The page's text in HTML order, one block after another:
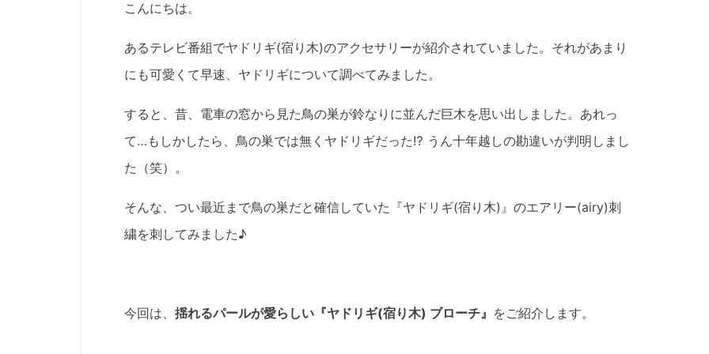
こんにちは。
あるテレビ番組でヤドリギ(宿り木)のアクセサリーが紹介されていました。それがあまり
にも可愛くて早速、ヤドリギについて調べてみました。
すると、昔、電車の窓から見た鳥の巣が鈴なりに並んだ巨木を思い出しました。あれっ
て…もしかしたら、鳥の巣では無くヤドリギだった⁉ うん十年越しの勘違いが判明しまし
た（笑）。
そんな、つい最近まで鳥の巣だと確信していた『ヤドリギ(宿り木)』のエアリー(airy)刺
繍を刺してみました♪
今回は、 揺れるパールが愛らしい『ヤドリギ(宿り木) ブローチ』 をご紹介します。